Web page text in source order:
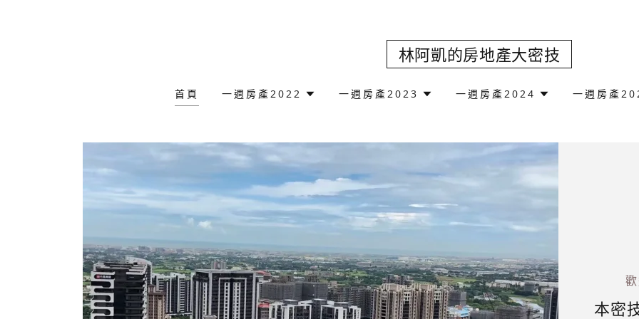
林阿凱的房地產大密技
首頁 一週房產2022 一週房產2023 一週房產2024 一週房產
本密